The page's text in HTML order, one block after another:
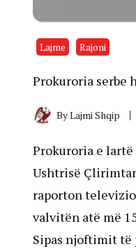
Lajme Rajoni
Prokuroria serbe
ByLajmi Shqip
Prokuroria e
Ushtrisë
raporton
valvitën atë më
Sipas njoftimit të